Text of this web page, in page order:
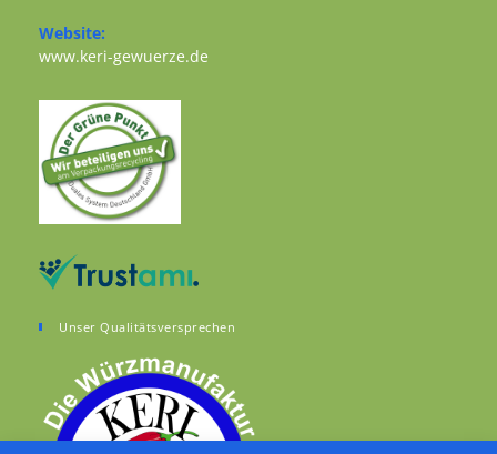
Website:
www.keri-gewuerze.de
Unser Qualitätsversprechen